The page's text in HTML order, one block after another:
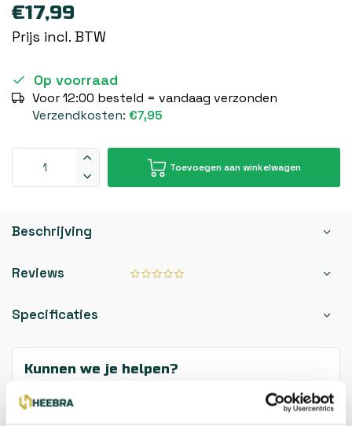
€17,99
Prijs incl. BTW
Op voorraad
Voor 12:00 besteld = vandaag verzonden
Verzendkosten: €7,95
Toevoegen aan winkelwagen
Beschrijving
Reviews
Specificaties
Kunnen we je helpen?